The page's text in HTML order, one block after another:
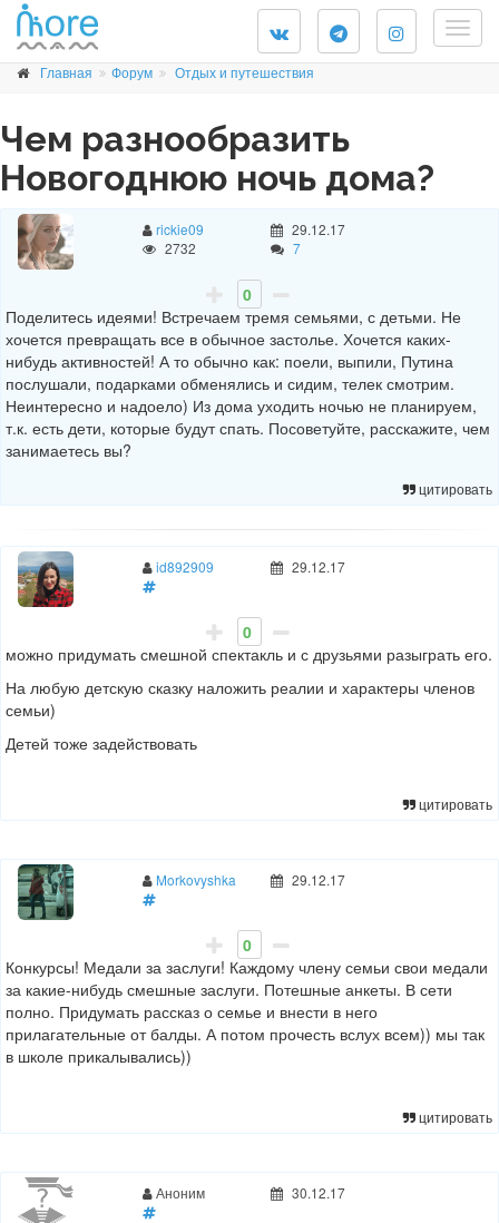
Главная Форум Отдых и путешествия
Чем разнообразить
Новогоднюю ночь дома?
rickie09
29.12.17
2732
7
0
Поделитесь идеями! Встречаем тремя семьями, с детьми. Не
хочется превращать все в обычное застолье. Хочется каких-
нибудь активностей! А то обычно как: поели, выпили, Путина
послушали, подарками обменялись и сидим, телек смотрим.
Неинтересно и надоело) Из дома уходить ночью не планируем,
т.к. есть дети, которые будут спать. Посоветуйте, расскажите, чем
занимаетесь вы?
цитировать
id892909 29.12.17
0
можно придумать смешной спектакль и с друзьями разыграть его.
На любую детскую сказку наложить реалии и характеры членов
семьи)
Детей тоже задействовать
цитировать
Morkovyshka 29.12.17
0
Конкурсы! Медали за заслуги! Каждому члену семьи свои медали
за какие-нибудь смешные заслуги. Потешные анкеты. В сети
полно. Придумать рассказ о семье и внести в него
прилагательные от балды. А потом прочесть вслух всем)) мы так
в школе прикалывались))
цитировать
Аноним 30.12.17